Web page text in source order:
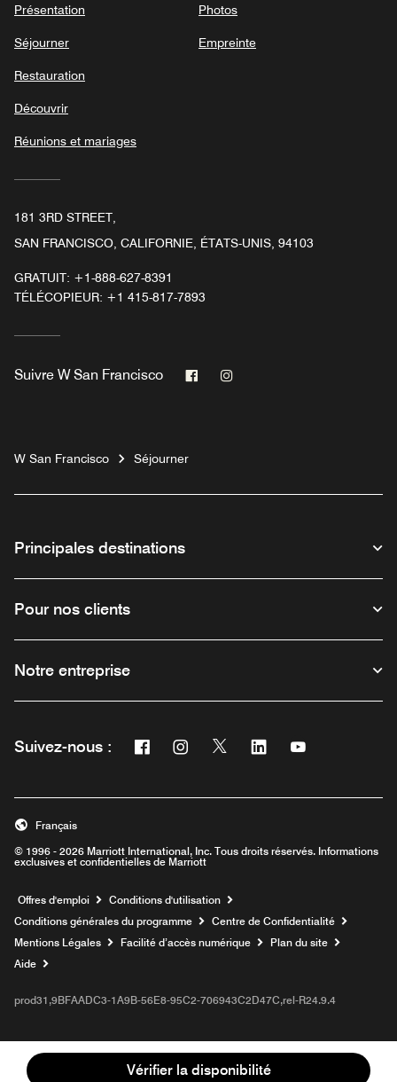
Vérifier la disponibilité
Présentation
Séjourner
Restauration
Découvrir
Réunions et mariages
Photos
Empreinte
181 3RD STREET,
SAN FRANCISCO, CALIFORNIE, ÉTATS-UNIS, 94103
GRATUIT: +1-888-627-8391
TÉLÉCOPIEUR: +1 415-817-7893
Suivre W San Francisco Facebook
W San Francisco Séjourner
Principales destinations
Pour nos clients
Notre entreprise
Suivez-nous : Facebook
Ouvre une nouvelle fenêtre
Instagram
Ouvre une nouvelle fenêtre
Twitter
Ouvre une nouvelle fenêtre
Linkedin
Ouvre une nouvelle
Ouvre une
© 1996 - 2026 Marriott International, Inc. Tous droits réservés. Informations
exclusives et confidentielles de Marriott
Français
Offres d'emploi Ouvre une nouvelle fenêtre
Conditions d'utilisation
Conditions générales du programme
Centre de Confidentialité
Mentions Légales
Facilité d’accès numérique
Plan du site
Aide
prod31,9BFAADC3-1A9B-56E8-95C2-706943C2D47C,rel-R24.9.4